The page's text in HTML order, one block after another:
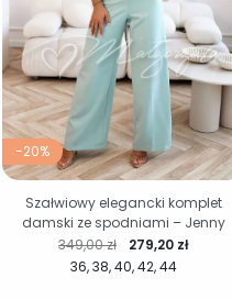
-20%
36 38 40 42 44
Cena regularna
349,00 zł Cena
279,20 zł
Szałwiowy elegancki komplet
damski ze spodniami – Jenny